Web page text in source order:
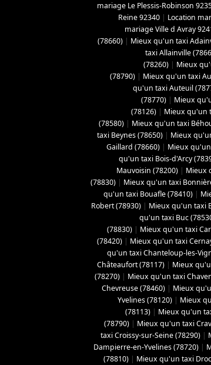
mariage Le Plessis-Robinson
Reine 92340 | Location
mariage Ville d Avray
(78660) | Mieux qu'un taxi
taxi Allainville
(78260) | Mieux
(78790) | Mieux qu'un taxi
qu'un taxi Auteuil
(78770) | Mieux
(78126) | Mieux qu'un
(78580) | Mieux qu'un taxi
taxi Beynes (78650) | Mieux
Gaillard (78660) | Mieux
qu'un taxi Bois-d'Arcy
Mauvoisin (78200) | Mieux
(78830) | Mieux qu'un taxi
qu'un taxi Bouafle (78410) |
Robert (78930) | Mieux qu'un taxi
qu'un taxi Buc
(78830) | Mieux qu'un taxi
(78420) | Mieux qu'un taxi
qu'un taxi Chanteloup-les-
Châteaufort (78117) | Mieux
(78270) | Mieux qu'un taxi
Chevreuse (78460) | Mieux
Yvelines (78120) | Mieux
(78113) | Mieux qu'un
(78790) | Mieux qu'un taxi
taxi Croissy-sur-Seine (78290) |
Dampierre-en-Yvelines (78720) |
(78810) | Mieux qu'un taxi